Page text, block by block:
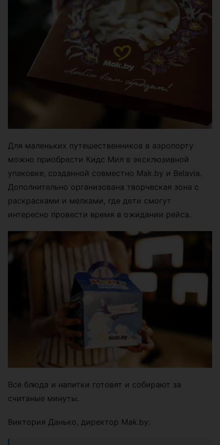
Для маленьких путешественников в аэропорту
можно приобрести Кидс Мил в эксклюзивной
упаковке, созданной совместно Mak.by и Belavia.
Дополнительно организована творческая зона с
раскрасками и мелками, где дети смогут
интересно провести время в ожидании рейса.
Все блюда и напитки готовят и собирают за
считаные минуты.
Виктория Данько, директор Mak.by: